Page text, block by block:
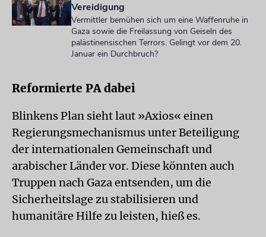
Vereidigung
Vermittler bemühen sich um eine Waffenruhe in
Gaza sowie die Freilassung von Geiseln des
palästinensischen Terrors. Gelingt vor dem 20.
Januar ein Durchbruch?
Reformierte PA dabei
Blinkens Plan sieht laut »Axios« einen
Regierungsmechanismus unter Beteiligung
der internationalen Gemeinschaft und
arabischer Länder vor. Diese könnten auch
Truppen nach Gaza entsenden, um die
Sicherheitslage zu stabilisieren und
humanitäre Hilfe zu leisten, hieß es.